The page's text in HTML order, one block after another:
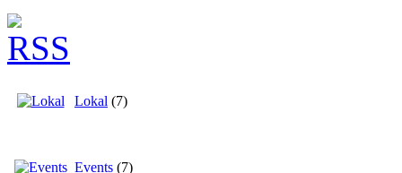
Lokal (7)
Events (7)